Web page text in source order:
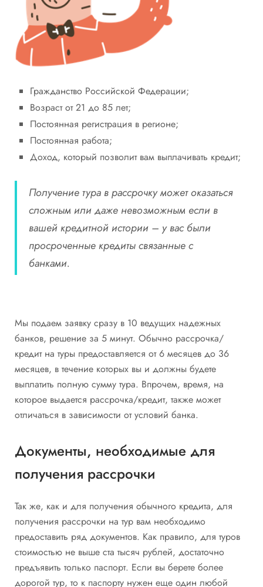
Гражданство Российской Федерации;
Возраст от 21 до 85 лет;
Постоянная регистрация в регионе;
Постоянная работа;
Доход, который позволит вам выплачивать кредит;
Получение тура в рассрочку может оказаться
сложным или даже невозможным если в
вашей кредитной истории – у вас были
просроченные кредиты связанные с
банками.
Мы подаем заявку сразу в 10 ведущих надежных
банков, решение за 5 минут. Обычно рассрочка/
кредит на туры предоставляется от 6 месяцев до 36
месяцев, в течение которых вы и должны будете
выплатить полную сумму тура. Впрочем, время, на
которое выдается рассрочка/кредит, также может
отличаться в зависимости от условий банка.
Документы, необходимые для
получения рассрочки
Так же, как и для получения обычного кредита, для
получения рассрочки на тур вам необходимо
предоставить ряд документов. Как правило, для туров
стоимостью не выше ста тысяч рублей, достаточно
предъявить только паспорт. Если вы берете более
дорогой тур, то к паспорту нужен еще один любой